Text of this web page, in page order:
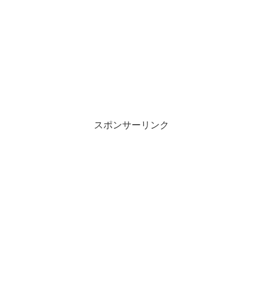
スポンサーリンク